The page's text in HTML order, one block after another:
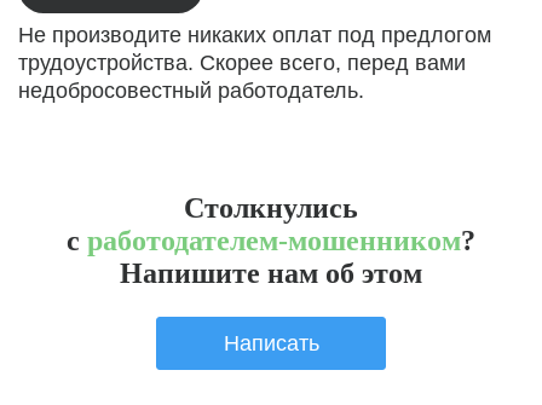
Не производите никаких оплат под предлогом
трудоустройства. Скорее всего, перед вами
недобросовестный работодатель.
Столкнулись
с работодателем-мошенником?
Напишите нам об этом
Написать